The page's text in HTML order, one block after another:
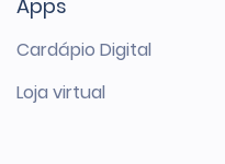
Apps
Cardápio Digital
Loja virtual